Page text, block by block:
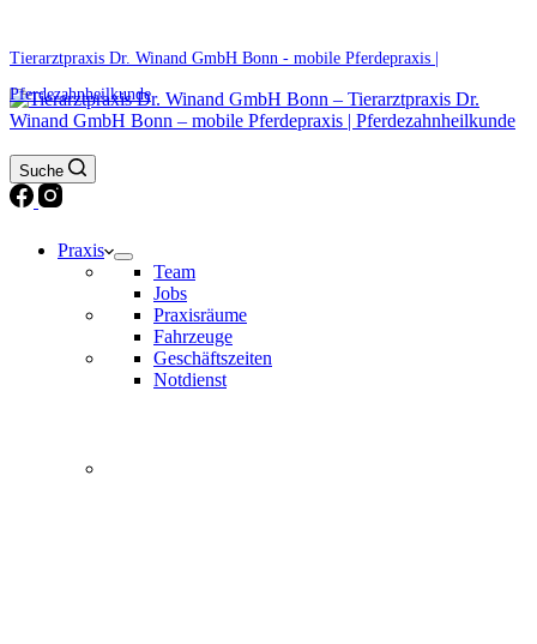
Tierarztpraxis Dr. Winand GmbH Bonn - mobile Pferdepraxis |
Pferdezahnheilkunde
Suche
Praxis
Team
Jobs
Praxisräume
Fahrzeuge
Geschäftszeiten
Notdienst